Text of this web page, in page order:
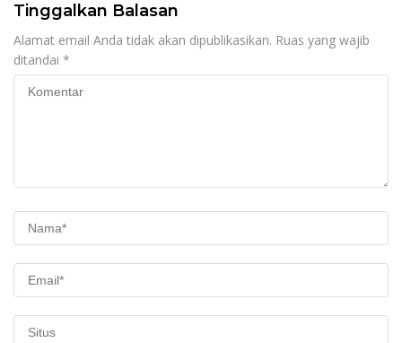
Tinggalkan Balasan
Alamat email Anda tidak akan dipublikasikan. Ruas yang wajib
ditandai *